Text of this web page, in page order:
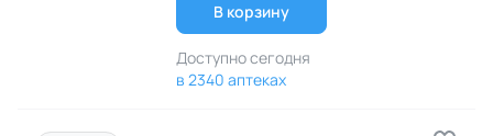
В корзину
Доступно сегодня
в 2340 аптеках